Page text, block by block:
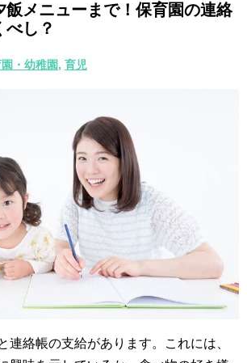
飯メニューまで！保育園の連絡
べし？
・幼稚園, 育児
連絡帳の支給があります。これには、